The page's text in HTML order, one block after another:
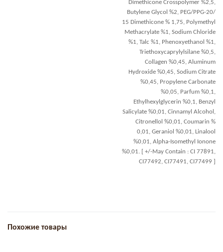
Dimethicone Crosspolymer %2,5,
Butylene Glycol %2, PEG/PPG-20/
15 Dimethicone % 1,75, Polymethyl
Methacrylate %1, Sodium Chloride
%1, Talc %1, Phenoxyethanol %1,
Triethoxycaprylylsilane %0,5,
Collagen %0,45, Aluminum
Hydroxide %0,45, Sodium Citrate
%0,45, Propylene Carbonate
%0,05, Parfum %0,1,
Ethylhexylglycerin %0,1, Benzyl
Salicylate %0,01, Cinnamyl Alcohol,
Citronellol %0,01, Coumarin %
0,01, Geraniol %0,01, Linalool
%0,01, Alpha-Isomethyl Ionone
%0,01. [ +/-May Contain : CI 77891,
CI77492, CI77491, CI77499 ]
Похожие товары